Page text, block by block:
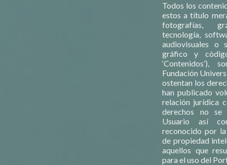
Todos los
estos a título
fotografías,
tecnología,
audiovisuales o
gráfico y
‘Contenidos’),
Fundación
ostentan los
han publicado
relación jurídica
derechos no se
Usuario así
reconocido por
de propiedad
aquellos que
para el uso del